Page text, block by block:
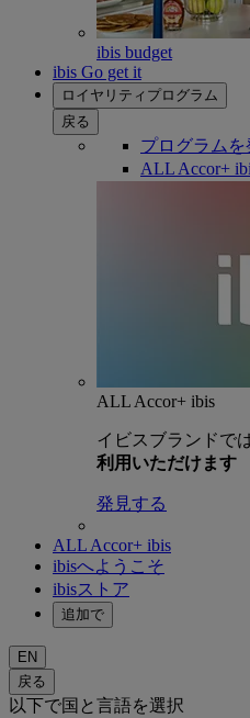
ibis budget
ibis Go get it
ロイヤリティプログラム
戻る
プログラムを
ALL Accor+
ALL Accor+ ibis
イビスブランドでは
利用いただけます
発見する
ALL Accor+ ibis
ibisへようこそ
ibisストア
追加で
EN
戻る
以下で国と言語を選択